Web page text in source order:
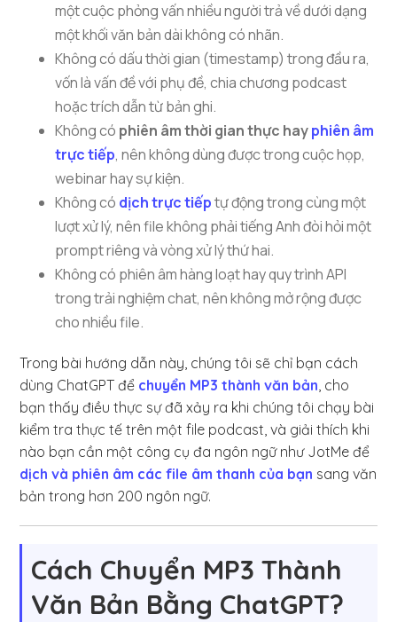
một cuộc phỏng vấn nhiều người trả về dưới dạng
một khối văn bản dài không có nhãn.
Không có dấu thời gian (timestamp) trong đầu ra,
vốn là vấn đề với phụ đề, chia chương podcast
hoặc trích dẫn từ bản ghi.
Không có phiên âm thời gian thực hayphiên âm
trực tiếp, nên không dùng được trong cuộc họp,
webinar hay sự kiện.
Không có dịch trực tiếptự động trong cùng một
lượt xử lý, nên file không phải tiếng Anh đòi hỏi một
prompt riêng và vòng xử lý thứ hai.
Không có phiên âm hàng loạt hay quy trình API
trong trải nghiệm chat, nên không mở rộng được
cho nhiều file.
Trong bài hướng dẫn này, chúng tôi sẽ chỉ bạn cách
dùng ChatGPT để chuyển MP3 thành văn bản, cho
bạn thấy điều thực sự đã xảy ra khi chúng tôi chạy bài
kiểm tra thực tế trên một file podcast, và giải thích khi
nào bạn cần một công cụ đa ngôn ngữ như JotMe để
dịch và phiên âm các file âm thanh của bạn sang văn
bản trong hơn 200 ngôn ngữ.
Cách Chuyển MP3 Thành
Văn Bản Bằng ChatGPT?